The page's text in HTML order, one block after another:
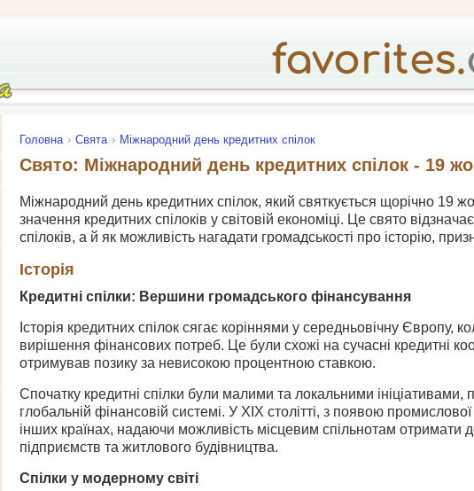
Головна Свята Міжнародний день кредитних спілок
Свято: Міжнародний день кредитних спілок - 19
Міжнародний день кредитних спілок, який святкується щорічно 19
значення кредитних спілоків у світовій економіці. Це свято
спілоків, а й як можливість нагадати громадськості про історію,
Історія
Кредитні спілки: Вершини громадського фінансування
Історія кредитних спілок сягає коріннями у середньовічну
вирішення фінансових потреб. Це були схожі на сучасні кредитні
отримував позику за невисокою процентною ставкою.
Спочатку кредитні спілки були малими та локальними
глобальній фінансовій системі. У XIX столітті, з появою
інших країнах, надаючи можливість місцевим спільнотам отримати
підприємств та житлового будівництва.
Спілки у модерному світі